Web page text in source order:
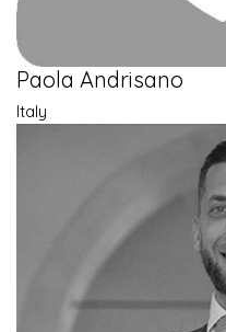
Paola Andrisano
Italy